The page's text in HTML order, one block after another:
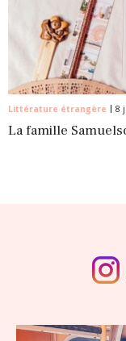
Littérature étrangère 8
La famille